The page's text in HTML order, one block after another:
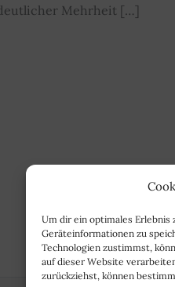
Um dir ein optimales Erlebnis
Geräteinformationen zu
Technologien zustimmst,
auf dieser Website
zurückziehst, können
Mehrheit […]